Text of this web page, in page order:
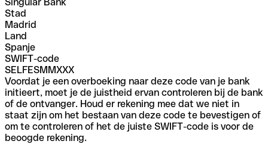
Stad
Madrid
Land
Spanje
SWIFT-code
SELFESMMXXX
Voordat je een overboeking naar deze code van je bank
initieert, moet je de juistheid ervan controleren bij de bank
of de ontvanger. Houd er rekening mee dat we niet in
staat zijn om het bestaan van deze code te bevestigen of
om te controleren of het de juiste SWIFT-code is voor de
beoogde rekening.